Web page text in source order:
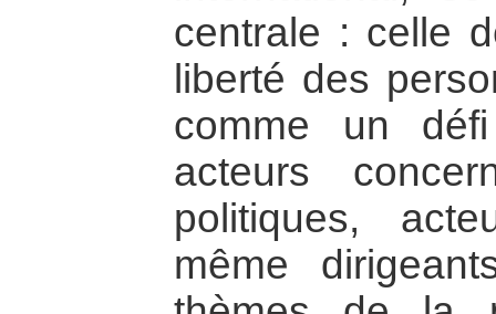
centrale : celle
liberté des
comme un
acteurs
politiques,
même